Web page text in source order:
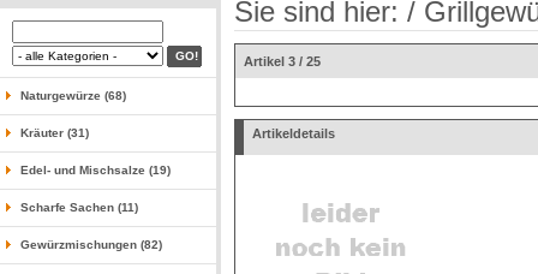
Naturgewürze (68)
Kräuter (31)
Edel- und Mischsalze (19)
Scharfe Sachen (11)
Gewürzmischungen (82)
Sie sind hier: /
Artikel 3 / 25
Artikeldetails